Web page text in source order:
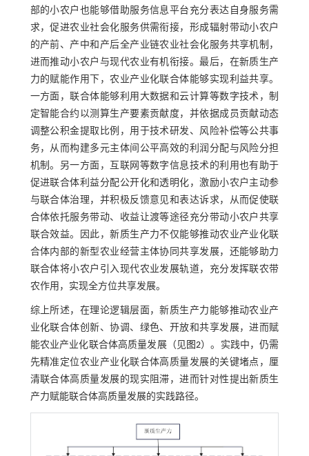
部的小农户也能够借助服务信息平台充分表达自身服务需
求，促进农业社会化服务供需衔接，形成辐射带动小农户
的产前、产中和产后全产业链农业社会化服务共享机制，
进而推动小农户与现代农业有机衔接。最后，在新质生产
力的赋能作用下，农业产业化联合体能够实现利益共享。
一方面，联合体能够利用大数据和云计算等数字技术，制
定智能合约以测算生产要素贡献度，并依据成员贡献动态
调整公积金提取比例，用于技术研发、风险补偿等公共事
务，从而构建多元主体间公平高效的利润分配与风险分担
机制。另一方面，互联网等数字信息技术的利用也有助于
促进联合体利益分配公开化和透明化，激励小农户主动参
与联合体治理，并积极反馈意见和表达诉求，从而促使联
合体依托服务带动、收益让渡等途径充分带动小农户共享
联合效益。因此，新质生产力不仅能够推动农业产业化联
合体内部的新型农业经营主体协同共享发展，还能够助力
联合体将小农户引入现代农业发展轨道，充分发挥联农带
农作用，实现全方位共享发展。
综上所述，在理论逻辑层面，新质生产力能够推动农业产
业化联合体创新、协调、绿色、开放和共享发展，进而赋
能农业产业化联合体高质量发展（见图2）。实践中，仍需
先精准定位农业产业化联合体高质量发展的关键堵点，厘
清联合体高质量发展的现实阻滞，进而针对性提出新质生
产力赋能联合体高质量发展的实践路径。